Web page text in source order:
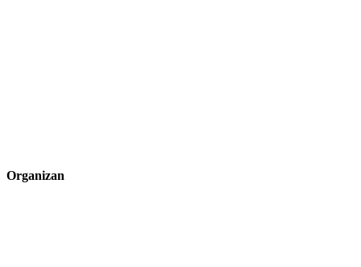
Organizan